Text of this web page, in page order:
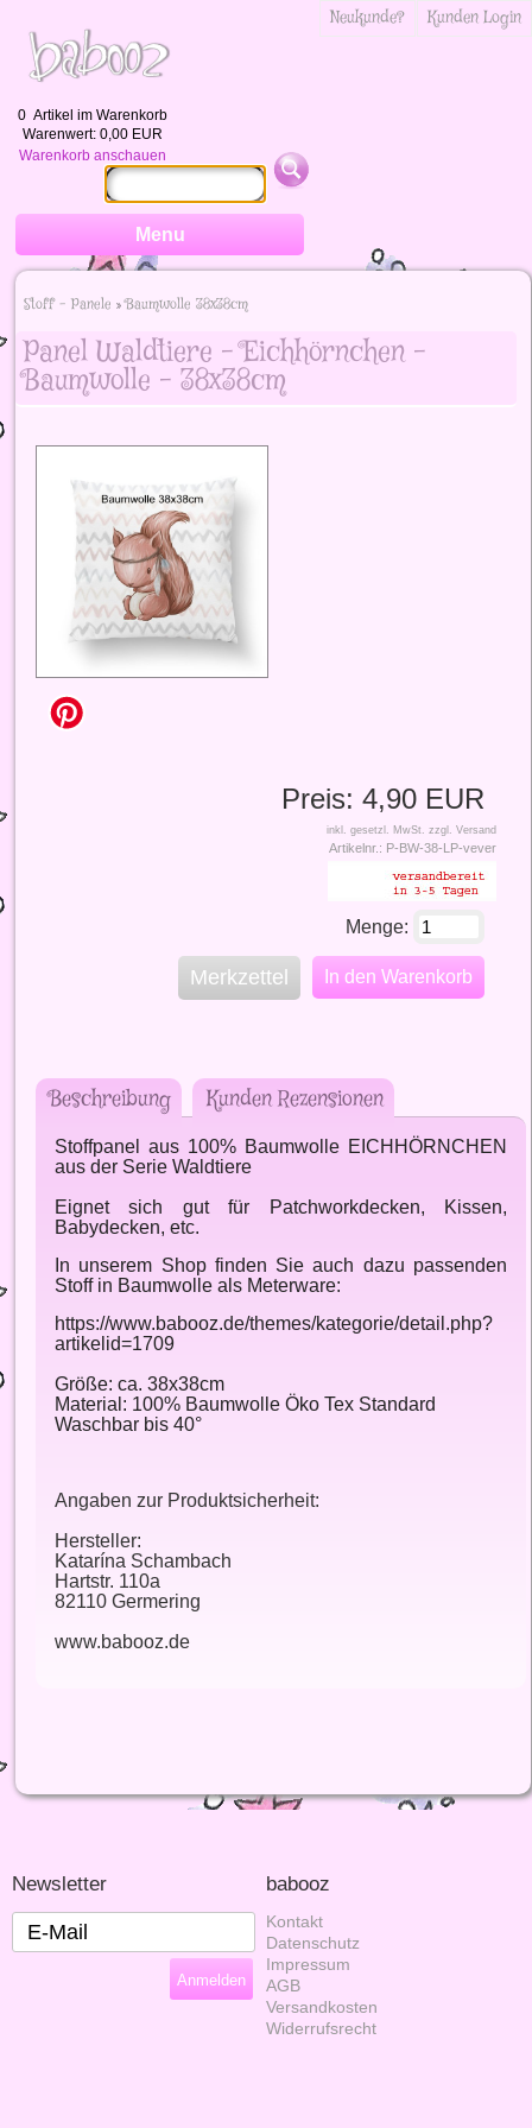
0 Artikel im Warenkorb
Warenwert: 0,00 EUR
Warenkorb anschauen
Kunden Login
Neukunde?
Menu
Stoff - Panele »Baumwolle 38x38cm
Panel Waldtiere - Eichhörnchen -
Baumwolle - 38x38cm
Preis: 4,90 EUR
inkl. gesetzl. MwSt. zzgl. Versand
Artikelnr.: P-BW-38-LP-vever
Menge:
In den Warenkorb
Merkzettel
Beschreibung Kunden Rezensionen
Stoffpanel aus 100% Baumwolle EICHHÖRNCHEN
aus der Serie Waldtiere
Eignet sich gut für Patchworkdecken, Kissen,
Babydecken, etc.
In unserem Shop finden Sie auch dazu passenden
Stoff in Baumwolle als Meterware:
https://www.babooz.de/themes/kategorie/detail.php?
artikelid=1709
Größe: ca. 38x38cm
Material: 100% Baumwolle Öko Tex Standard
Waschbar bis 40°
Angaben zur Produktsicherheit:
Hersteller:
Katarína Schambach
Hartstr. 110a
82110 Germering
www.babooz.de
Newsletter babooz
Kontakt
Datenschutz
Impressum
AGB
Versandkosten
Widerrufsrecht